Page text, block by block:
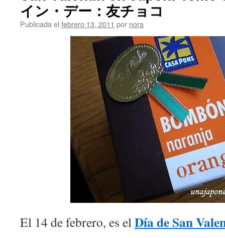
イン・デー：友チョコ
Publicada el febrero 13, 2011 por nora
El 14 de febrero, es elDía de San